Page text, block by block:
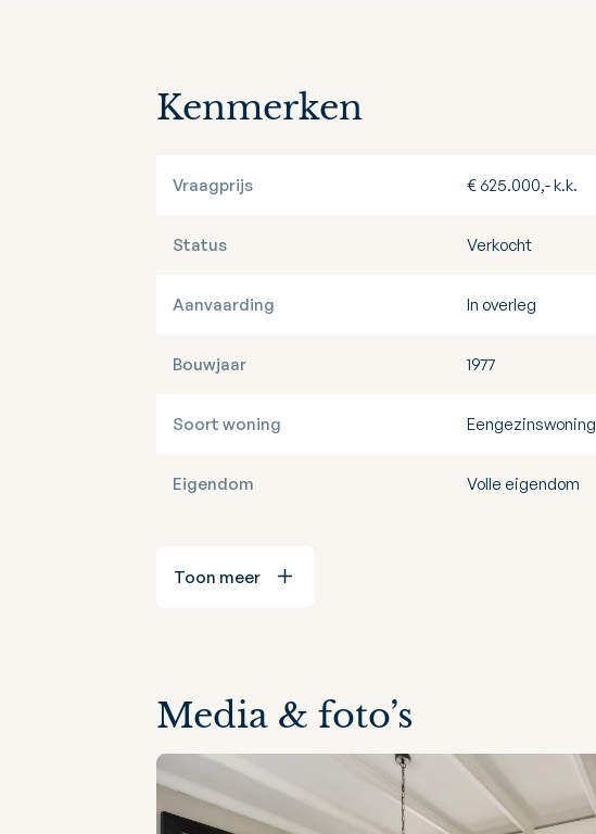
Kenmerken
Vraagprijs € 625.000,- k.k.
Status Verkocht
Aanvaarding In overleg
Bouwjaar 1977
Soort woning Eengezinswoning
Eigendom Volle eigendom
Toon meer
Media & foto’s